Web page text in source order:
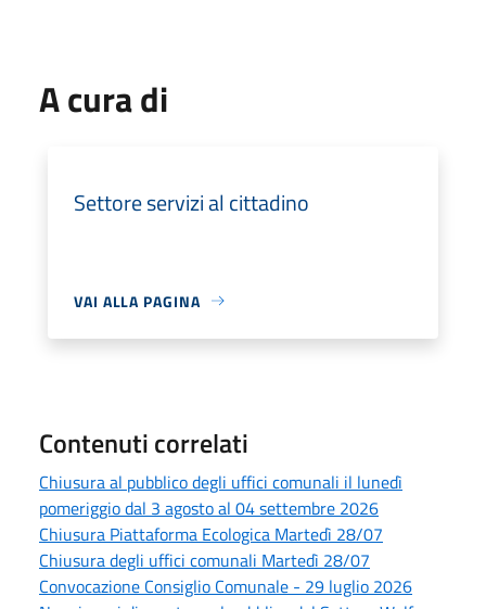
A cura di
Settore servizi al cittadino
VAI ALLA PAGINA
Contenuti correlati
Chiusura al pubblico degli uffici comunali il lunedì
pomeriggio dal 3 agosto al 04 settembre 2026
Chiusura Piattaforma Ecologica Martedì 28/07
Chiusura degli uffici comunali Martedì 28/07
Convocazione Consiglio Comunale - 29 luglio 2026